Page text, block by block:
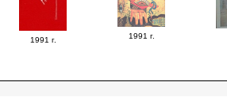
1991 г. 1991 г.